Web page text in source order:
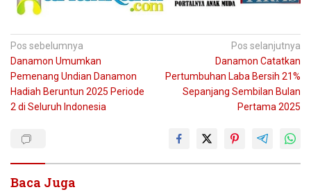
Navigasi
pos
Pos sebelumnya
Danamon Umumkan
Pemenang Undian Danamon
Hadiah Beruntun 2025 Periode
2 di Seluruh Indonesia
Pos selanjutnya
Danamon Catatkan
Pertumbuhan Laba Bersih 21%
Sepanjang Sembilan Bulan
Pertama 2025
Baca Juga